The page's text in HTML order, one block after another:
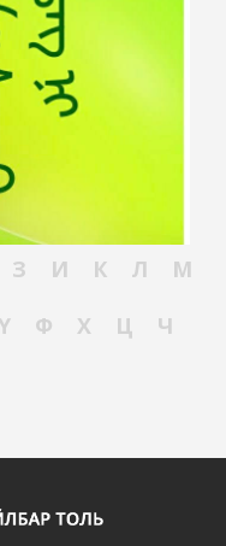
З И К Л
М
Ү Ф Х Ц
Ч